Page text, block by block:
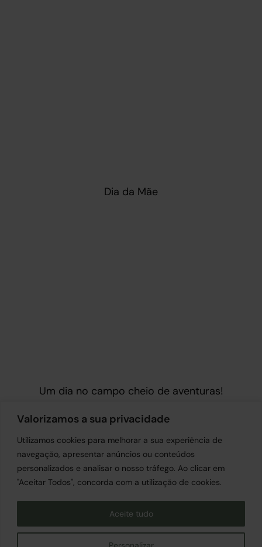
Valorizamos a sua privacidade
Utilizamos cookies para melhorar a sua experiência de
navegação, apresentar anúncios ou conteúdos
personalizados e analisar o nosso tráfego. Ao clicar em
"Aceitar Todos", concorda com a utilização de cookies.
Aceite tudo
Dia da Mãe
Um dia no campo cheio de aventuras!
Política de Privacidade
Informação ao Consumidor
Livro de Reclamações |Canal de Denúncia